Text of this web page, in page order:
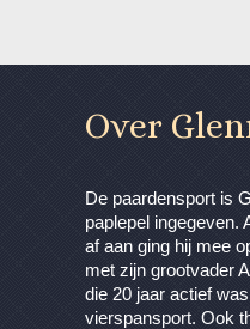
Over
De paardensport is
paplepel ingegeven.
af aan ging hij mee
met zijn grootvader
die 20 jaar actief
vierspansport. Ook